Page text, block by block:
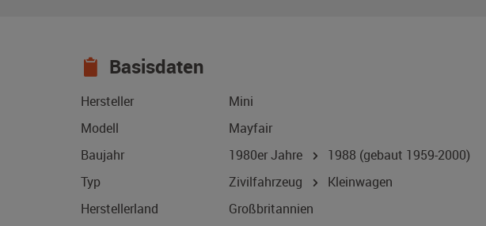
Basisdaten
Hersteller
Mini
Modell
Mayfair
Baujahr
1980er Jahre 1988 (gebaut 1959-2000)
Typ
Zivilfahrzeug
Kleinwagen
Herstellerland
Großbritannien